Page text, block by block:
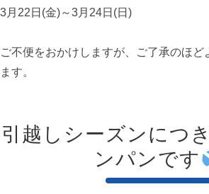
3月22日(金)～3月24日(日)
ご不便をおかけしますが、ご了承のほど
ます。
引越しシーズンにつ
ンパンです